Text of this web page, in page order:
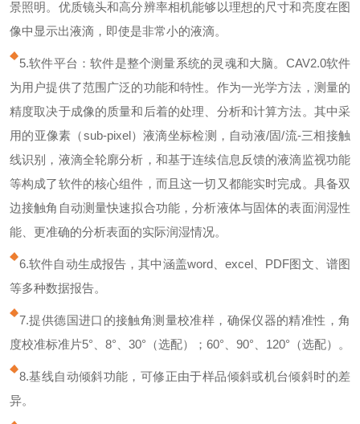
景照明。优质镜头和高分辨率相机能够以理想的尺寸和亮度在图
像中显示出液滴，即使是非常小的液滴。
5.软件平台：软件是整个测量系统的灵魂和大脑。 CAV2.0软件
为用户提供了范围广泛的功能和特性。作为一光学方法，测量的
精度取决于成像的质量和后着的处理、分析和计算方法。其中采
用的亚像素（sub-pixel）液滴坐标检测，自动液/固/流-三相接触
线识别，液滴全轮廓分析，和基于连续信息反馈的液滴监视功能
等构成了软件的核心组件，而且这一切又都能实时完成。具备双
边接触角自动测量快速拟合功能，分析液体与固体的表面润湿性
能、更准确的分析表面的实际润湿情况。
6.软件自动生成报告，其中涵盖word、excel PDF图文、谱图
等多种数据报告。
7.提供德国进口的接触角测量校准样，确保仪器的精准性，角
度校准标准片5°、 8°、 30°（选配）； 60°、 90°、 120°（选配）。
8.基线自动倾斜功能，可修正由于样品倾斜或机台倾斜时的差
异。